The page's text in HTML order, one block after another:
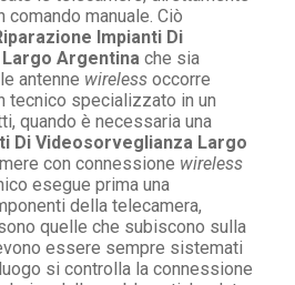
manuale. Ciò
Impianti Di
Argentina che sia
antenne wireless occorre
tecnico specializzato in un
quando è necessaria una
Di Videosorveglianza Largo
con connessione wireless
esegue prima una
della telecamera,
quelle che subiscono sulla
essere sempre sistemati
si controlla la connessione